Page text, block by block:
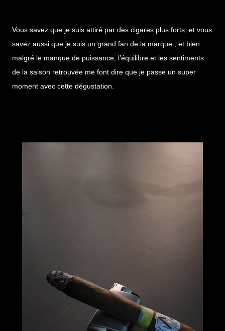
Vous savez que je suis attiré par des cigares plus forts, et vous
savez aussi que je suis un grand fan de la marque ; et bien
malgré le manque de puissance, l’équilibre et les sentiments
de la saison retrouvée me font dire que je passe un super
moment avec cette dégustation.